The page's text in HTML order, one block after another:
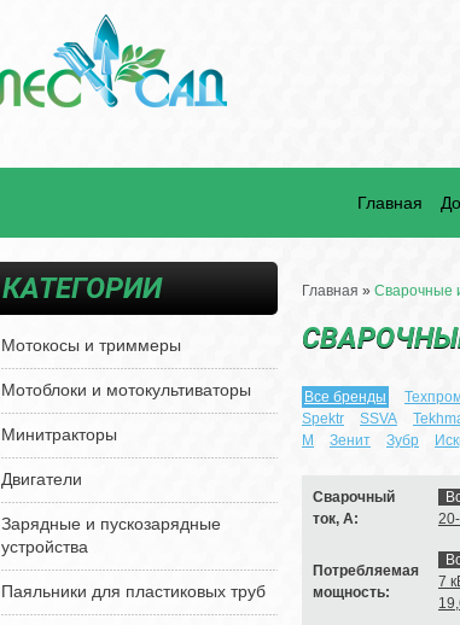
Главная
КАТЕГОРИИ
Мотокосы и триммеры
Мотоблоки и мотокультиваторы
Минитракторы
Двигатели
Зарядные и пускозарядные
устройства
Паяльники для пластиковых труб
Главная » Сварочные
Все бренды
Spektr
SSVA
М
Зенит Зубр
Сварочный
ток, А:
Потребляемая
мощность:
7